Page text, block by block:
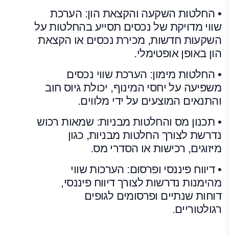
• החלטות השקעה והקצאת הון: הערכת
שווי מדויקת של נכסים תסייע בהחלטות על
השקעות חדשות, מכירת נכסים או הקצאת
הון באופן אופטימלי.
• החלטות מימון: הערכת שווי נכסים
משפיעה על יחסי המינוף, יכולת גיוס חוב
והתנאים המוצעים על ידי מלווים.
• תכנון מס והחלטות מבניות: שמאות רכוש
נדרשת לצורך החלטות מבניות, כגון
מיזוגים, רכישות או הסדרי מס.
• דיווח פיננסי ופרסום: הערכות שווי
מהימנות נדרשות לצורך דיווח פיננסי,
דוחות שנתיים ופרסומים לגופים
רגולטוריים.